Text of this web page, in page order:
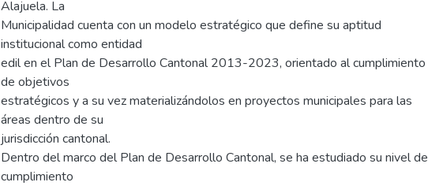
Alajuela. La
Municipalidad cuenta con un modelo estratégico que define su aptitud
institucional como entidad
edil en el Plan de Desarrollo Cantonal 2013-2023, orientado al cumplimiento
de objetivos
estratégicos y a su vez materializándolos en proyectos municipales para las
áreas dentro de su
jurisdicción cantonal.
Dentro del marco del Plan de Desarrollo Cantonal, se ha estudiado su nivel de
cumplimiento